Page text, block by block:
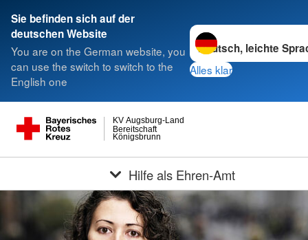
Sie befinden sich auf der
deutschen Website
You are on the German website, you
can use the switch to switch to the
English one
Sprache wechseln zu
Alles klar
Königsbrunn
Bereitschaft
KV Augsburg-Land
Hilfe als Ehren-Amt